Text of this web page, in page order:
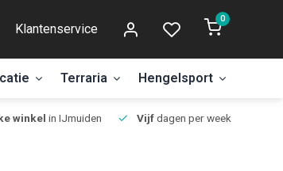
Klantenservice
0
Terraria Hengelsport
winkel in IJmuiden Vijfdagen per week open.